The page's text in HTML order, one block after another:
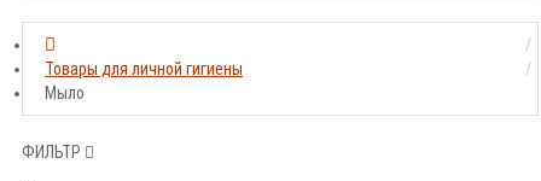
Товары для личной гигиены
Мыло
ФИЛЬТР